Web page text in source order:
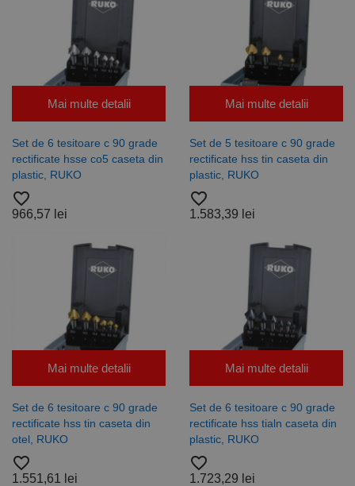
Mai multe detalii
Set de 6 tesitoare c 90 grade
rectificate hsse co5 caseta din
plastic, RUKO
favorite_border
966,57 lei
Mai multe detalii
Set de 5 tesitoare c 90 grade
rectificate hss tin caseta din
plastic, RUKO
favorite_border
1.583,39 lei
Mai multe detalii
Set de 6 tesitoare c 90 grade
rectificate hss tin caseta din
otel, RUKO
favorite_border
1.551,61 lei
Mai multe detalii
Set de 6 tesitoare c 90 grade
rectificate hss tialn caseta din
plastic, RUKO
favorite_border
1.723,29 lei